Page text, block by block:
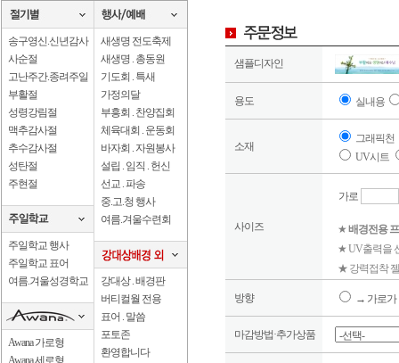
송구영신.신년감사
사순절
고난주간.종려주일
부활절
성령강림절
맥추감사절
추수감사절
성탄절
주현절
주일학교 행사
주일학교 표어
여름.겨울성경학교
Awana 가로형
Awana 세로형
새생명 전도축제
새생명 . 총동원
기도회 . 특새
가정의달
부흥회 . 찬양집회
체육대회 . 운동회
바자회 . 자원봉사
설립 . 임직 . 헌신
선교 . 파송
중.고.청 행사
여름.겨울수련회
강대상 . 배경판
버티컬월 전용
표어 . 말씀
포토존
환영합니다
샘플디자인
용도 실내용
소재
그래픽천
UV시트
사이즈
가로
★배경전용
★ UV출력을
★ 강력접착
방향 → 가로가
마감방법·추가상품